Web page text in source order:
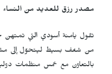
مصدر رزق للعديد من النساء
تقول يامنة أسودي التي تمتهن
من شغف بسيط ليتحوّل إلى
بالتعاون مع خمس منظمات